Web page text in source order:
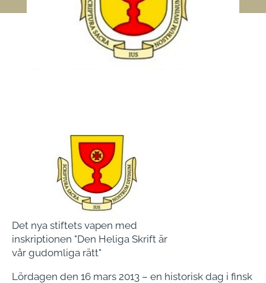
Det nya stiftets vapen med
inskriptionen "Den Heliga Skrift är
vår gudomliga rätt"
Lördagen den 16 mars 2013 – en historisk dag i finsk